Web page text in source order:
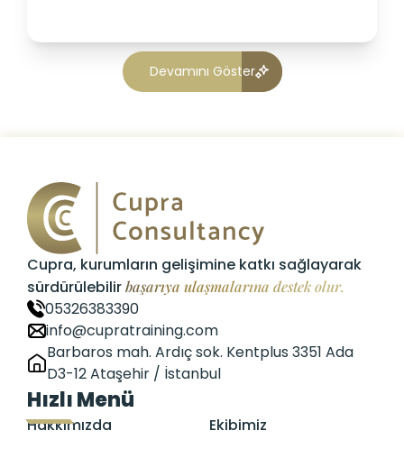
Devamını Göster
Cupra, kurumların gelişimine katkı sağlayarak
sürdürülebilirbaşarıya ulaşmalarına destek olur.
05326383390
info@cupratraining.com
Barbaros mah. Ardıç sok. Kentplus 3351 Ada
D3-12 Ataşehir / İstanbul
Hızlı Menü
Hakkımızda
Ekibimiz